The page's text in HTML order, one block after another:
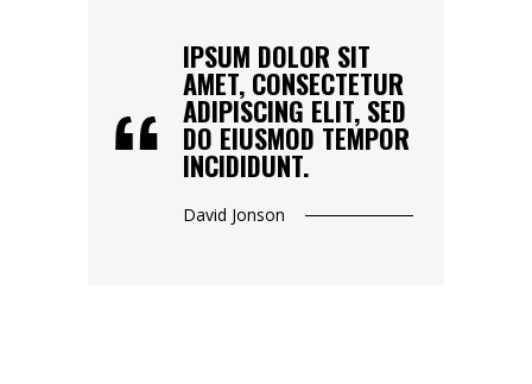
IPSUM DOLOR SIT
AMET, CONSECTETUR
ADIPISCING ELIT, SED
DO EIUSMOD TEMPOR
INCIDIDUNT.
David Jonson